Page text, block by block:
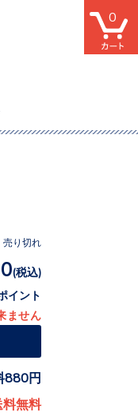
0
り切れ
(税込)
イント
ません
880円
料無料